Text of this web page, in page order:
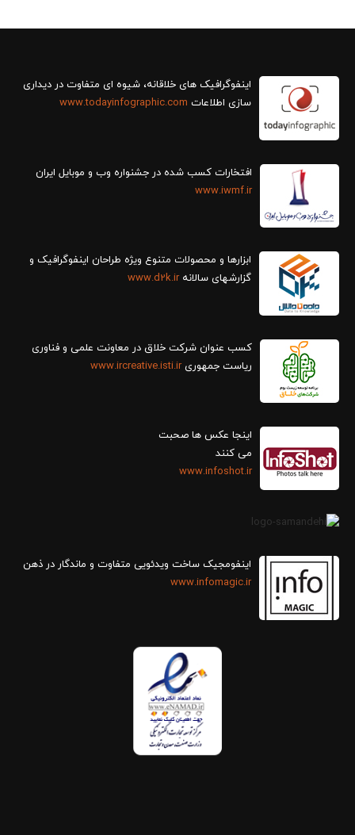
سازی اطلاعات www.todayinfographic.com
افتخارات کسب شده در جشنواره وب و موبایل ایران
www.iwmf.ir
ابزارها و محصولات متنوع ویژه طراحان اینفوگرافیک و
گزارش‎های سالانه
www.d2k.ir
کسب عنوان شرکت خلاق در معاونت علمی و فناوری
ریاست جمهوریwww.ircreative.isti.ir
اینجا عکس ها صحبت
می کنند
www.infoshot.ir
اینفومجیک ساخت ویدئویی متفاوت و ماندگار در ذهن
www.infomagic.ir